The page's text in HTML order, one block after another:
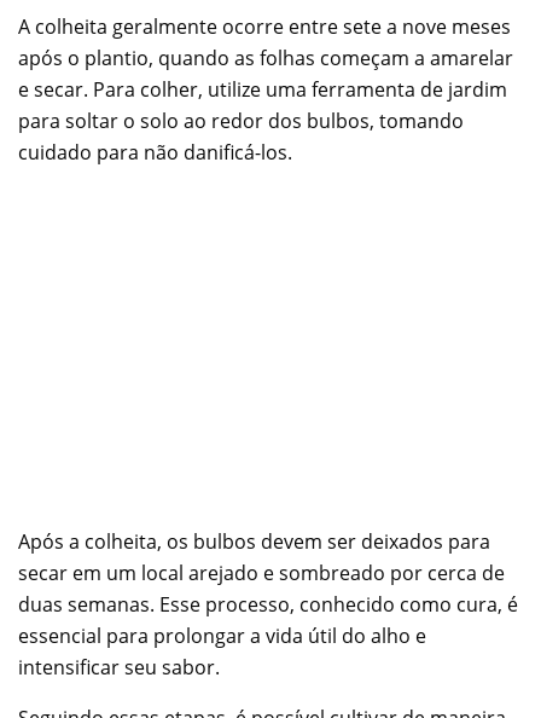
A colheita geralmente ocorre entre sete a nove meses
após o plantio, quando as folhas começam a amarelar
e secar. Para colher, utilize uma ferramenta de jardim
para soltar o solo ao redor dos bulbos, tomando
cuidado para não danificá-los.
Após a colheita, os bulbos devem ser deixados para
secar em um local arejado e sombreado por cerca de
duas semanas. Esse processo, conhecido como cura, é
essencial para prolongar a vida útil do alho e
intensificar seu sabor.